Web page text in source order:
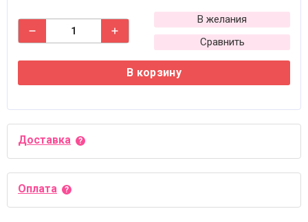
В желания
Сравнить
В корзину
Доставка
Оплата